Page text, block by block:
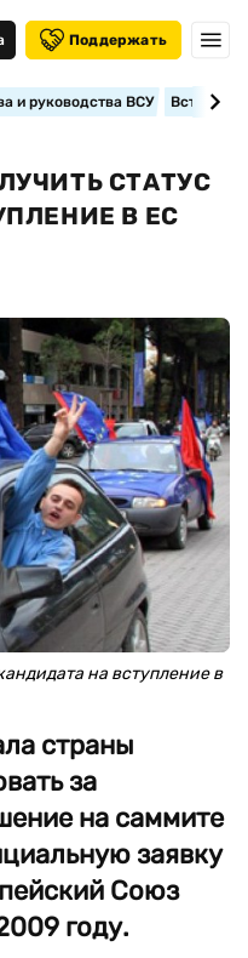
Поддержать
и руководства ВСУ
СТАТУС
В ЕС
на вступление в
страны
за
на саммите
заявку
Союз
году.